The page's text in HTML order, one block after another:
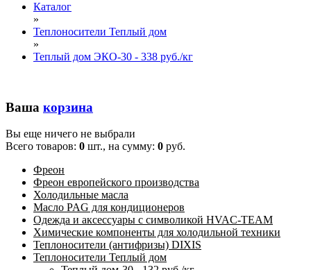
Каталог
»
Теплоносители Теплый дом
»
Теплый дом ЭКО-30 - 338 руб./кг
Ваша корзина
Вы еще ничего не выбрали
Всего товаров: 0 шт., на сумму: 0 руб.
Фреон
Фреон европейского производства
Холодильные масла
Масло PAG для кондиционеров
Одежда и аксессуары с символикой HVAC-TEAM
Химические компоненты для холодильной техники
Теплоносители (антифризы) DIXIS
Теплоносители Теплый дом